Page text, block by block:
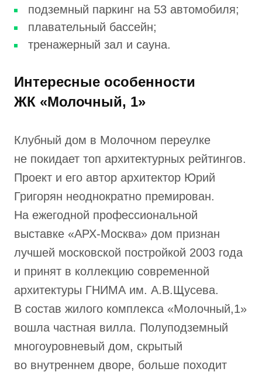
подземный паркинг на 53 автомобиля;
плавательный бассейн;
тренажерный зал и сауна.
Интересные особенности
ЖК «Молочный, 1»
Клубный дом в Молочном переулке
не покидает топ архитектурных рейтингов.
Проект и его автор архитектор Юрий
Григорян неоднократно премирован.
На ежегодной профессиональной
выставке «АРХ-Москва» дом признан
лучшей московской постройкой 2003 года
и принят в коллекцию современной
архитектуры ГНИМА им. А.В.Щусева.
В состав жилого комплекса «Молочный,1»
вошла частная вилла. Полуподземный
многоуровневый дом, скрытый
во внутреннем дворе, больше походит